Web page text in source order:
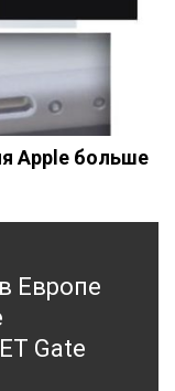
Apple больше
Европе
Gate